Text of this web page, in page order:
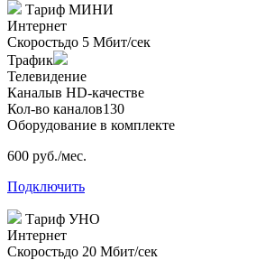
Тариф МИНИ
Интернет
Скоростьдо 5 Мбит/сек
Трафик
Телевидение
Каналыв HD-качестве
Кол-во каналов130
Оборудование в комплекте
600 руб./мес.
Подключить
Тариф УНО
Интернет
Скоростьдо 20 Мбит/сек